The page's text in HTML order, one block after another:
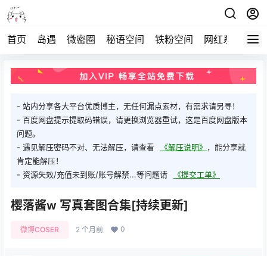
首页 岛遇 微密圈 秘语空间 铁粉空间 网红系列 打
- 站内分享各大平台优质博主，无任何漏点素材，有需求请另寻！
- 百度网盘提示提取码错误，请更换浏览器重试，这是百度网盘版本
问题。
- 遇见解压密码不对、无法解压，请查看
《解压说明》 ，能分享就
肯定能解压！
- 资源失效/充值未到账/账号解禁...等问题请
《提交工单》
樱落酱w 写真套图合集[持续更新]
微博COSER 2 个月前 0